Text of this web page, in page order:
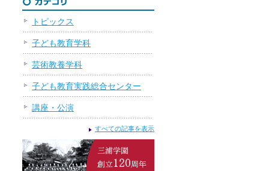
トピックス
子ども教育学科
芸術教養学科
子ども教育実践総合センター
講座・公演
すべての記事を表示